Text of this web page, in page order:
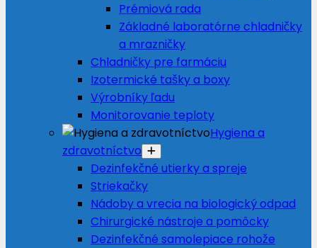
Prémiová rada
Základné laboratórne chladničky
a mrazničky
Chladničky pre farmáciu
Izotermické tašky a boxy
Výrobníky ľadu
Monitorovanie teploty
Hygiena a
zdravotníctvo
Dezinfekčné utierky a spreje
Striekačky
Nádoby a vrecia na biologický odpad
Chirurgické nástroje a pomôcky
Dezinfekčné samolepiace rohože